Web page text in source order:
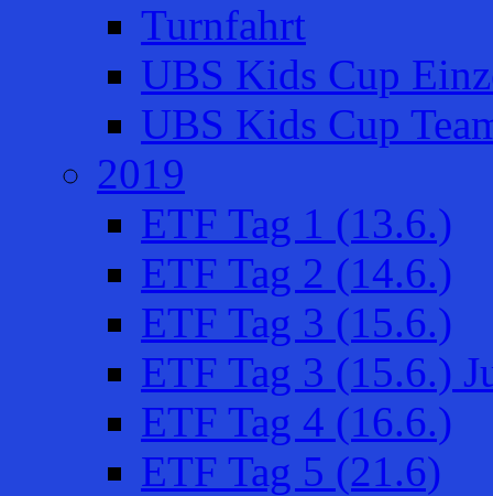
Turnfahrt
UBS Kids Cup
UBS Kids Cup
2019
ETF Tag 1 (13.6.)
ETF Tag 2 (14.6.)
ETF Tag 3 (15.6.)
ETF Tag 3 (15.6.)
ETF Tag 4 (16.6.)
ETF Tag 5 (21.6)